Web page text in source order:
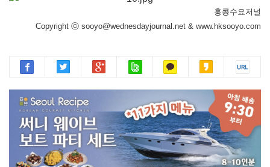
홍콩수요저널
Copyright ⓒ sooyo@wednesdayjournal.net & www.hksooyo.com